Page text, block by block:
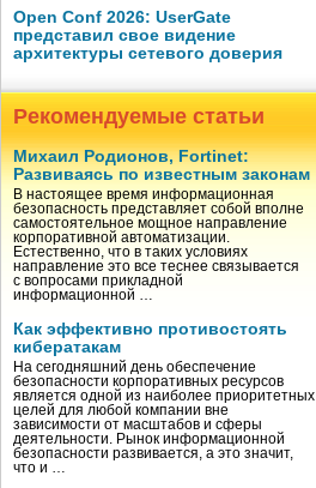
Open Conf 2026: UserGate
представил свое видение
архитектуры сетевого доверия
Рекомендуемые статьи
Михаил Родионов, Fortinet:
Развиваясь по известным законам
В настоящее время информационная
безопасность представляет собой вполне
самостоятельное мощное направление
корпоративной автоматизации.
Естественно, что в таких условиях
направление это все теснее связывается
с вопросами прикладной
информационной …
Как эффективно противостоять
кибератакам
На сегодняшний день обеспечение
безопасности корпоративных ресурсов
является одной из наиболее приоритетных
целей для любой компании вне
зависимости от масштабов и сферы
деятельности. Рынок информационной
безопасности развивается, а это значит,
что и …